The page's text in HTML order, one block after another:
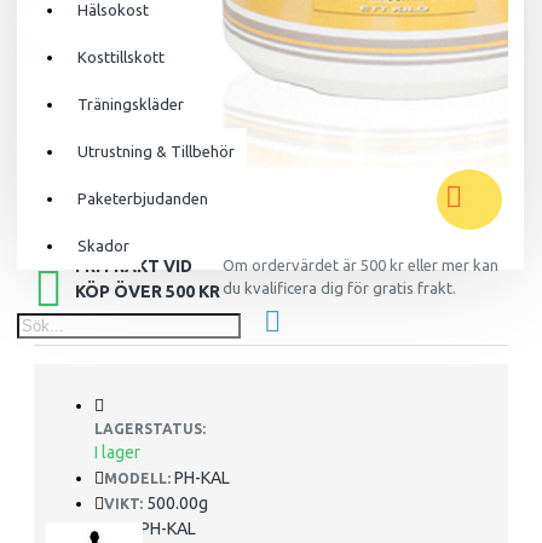
Hälsokost
Kosttillskott
Träningskläder
Utrustning & Tillbehör
Paketerbjudanden
Skador
Din varukorg är tom!
FRI FRAKT VID
KÖP ÖVER 500 KR
Om ordervärdet är 500 kr eller mer kan
du kvalificera dig för gratis frakt.
LAGERSTATUS:
I lager
MODELL: PH-KAL
VIKT: 500.00g
PH-KAL